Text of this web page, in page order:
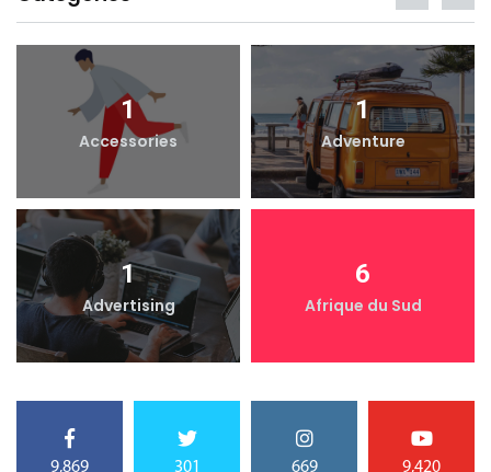
1
Accessories
1
Adventure
1
Advertising
6
Afrique du Sud
9,869 301 669 9,420